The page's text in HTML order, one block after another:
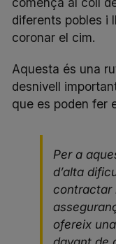
diferents pobles i
coronar el cim.
Aquesta és una
desnivell
que es poden fer
Per a
d’alta
contractar
ofereix